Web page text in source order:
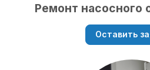
Ремонт насосного
Оставить